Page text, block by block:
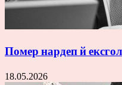
Помер нардеп й
18.05.2026